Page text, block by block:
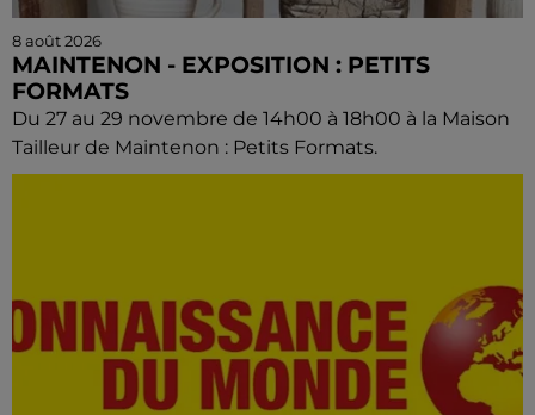
8 août 2026
MAINTENON - EXPOSITION : PETITS
FORMATS
Du 27 au 29 novembre de 14h00 à 18h00 à la Maison
Tailleur de Maintenon : Petits Formats.